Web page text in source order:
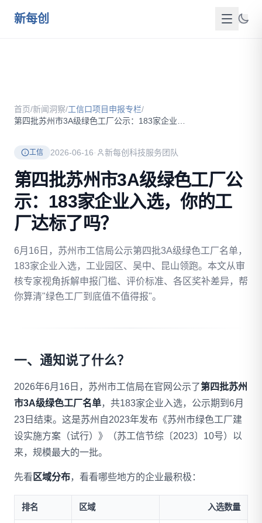
新每创
服务介绍
新闻洞察
政策资源
FAQ
联系我们
拨打 18020275753
首页/新闻洞察/工信口项目申报专栏/
工信 2026-06-16· 新每创科技服务团队
第四批苏州市3A级绿色工厂公
示：183家企业入选，你的工
厂达标了吗？
6月16日，苏州市工信局公示第四批3A级绿色工厂名单，
183家企业入选，工业园区、吴中、昆山领跑。本文从审
核专家视角拆解申报门槛、评价标准、各区奖补差异，帮
你算清"绿色工厂到底值不值得报"。
一、通知说了什么？
2026年6月16日，苏州市工信局在官网公示了第四批苏州
市3A级绿色工厂名单，共183家企业入选，公示期到6月
23日结束。这是苏州自2023年发布《苏州市绿色工厂建
设实施方案（试行）》（苏工信节综〔2023〕10号）以
来，规模最大的一批。
先看 区域分布，看看哪些地方的企业最积极：
排名 区域 入选数量